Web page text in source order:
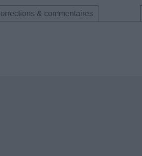
& commentaires